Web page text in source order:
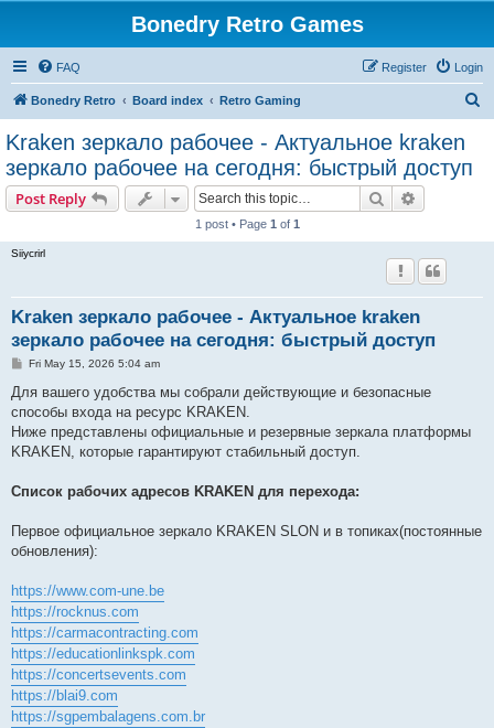
Bonedry Retro Games
FAQ Login
Register
Bonedry Retro Board index Retro Gaming
Kraken зеркало рабочее - Актуальное kraken
зеркало рабочее на сегодня: быстрый доступ
Post Reply Search
1 post • Page 1 of 1
Siiycrirl
Kraken зеркало рабочее - Актуальное kraken
зеркало рабочее на сегодня: быстрый доступ
P
s
Fri May 15, 2026 5:04 am
Для вашего удобства мы собрали действующие и безопасные
способы входа на ресурс KRAKEN.
Ниже представлены официальные и резервные зеркала платформы
KRAKEN, которые гарантируют стабильный доступ.
Список рабочих адресов KRAKEN для перехода:
Первое официальное зеркало KRAKEN SLON и в топиках(постоянные
обновления):
https://www.com-une.be
https://rocknus.com
https://carmacontracting.com
https://educationlinkspk.com
https://concertsevents.com
https://blai9.com
https://sgpembalagens.com.br